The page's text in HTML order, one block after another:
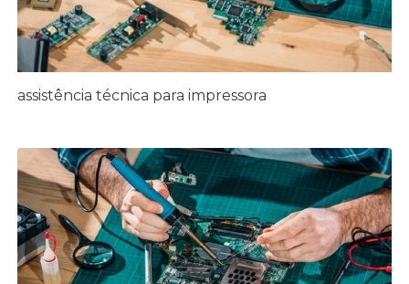
assistência técnica para impressora